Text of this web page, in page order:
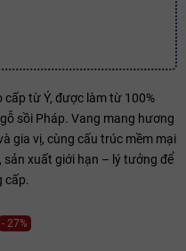
cấp từ Ý, được làm từ 100%
sồi Pháp. Vang mang hương
gia vị, cùng cấu trúc mềm mại
sản xuất giới hạn – lý tưởng để
cấp.
- 27%